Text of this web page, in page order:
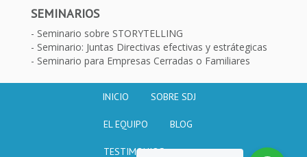
SEMINARIOS
Seminario sobre STORYTELLING
Seminario: Juntas Directivas efectivas y estrátegicas
Seminario para Empresas Cerradas o Familiares
INICIO SOBRE SDJ
EL EQUIPO BLOG
TESTIMONIOS